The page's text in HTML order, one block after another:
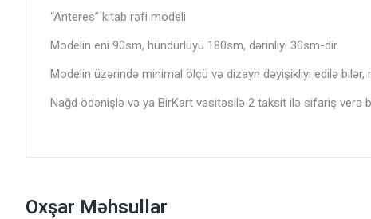
“Anteres” kitab rəfi modeli
Modelin eni 90sm, hündürlüyü 180sm, dərinliyi 30sm-dir.
Modelin üzərində minimal ölçü və dizayn dəyişikliyi edilə
Nağd ödənişlə və ya BirKart vasitəsilə 2 taksit ilə sifariş verə
Oxşar Məhsullar